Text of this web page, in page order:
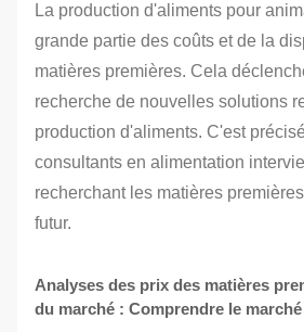
La production d'aliments pour
grande partie des coûts et de la
matières premières. Cela
recherche de nouvelles solutions
production d'aliments. C'est
consultants en alimentation
recherchant les matières
futur.
Analyses des prix des matières
du marché : Comprendre le marché